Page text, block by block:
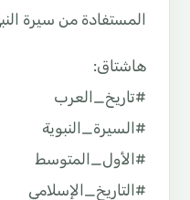
المستفادة من سيرة
هاشتاق:
#تاريخ_العرب
#السيرة_النبوية
#الأول_المتوسط
#التاريخ_الإسلامي